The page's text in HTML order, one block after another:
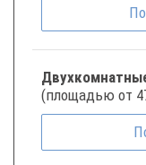
(площадью от